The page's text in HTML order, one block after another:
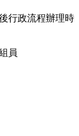
行政流程辦理時
員